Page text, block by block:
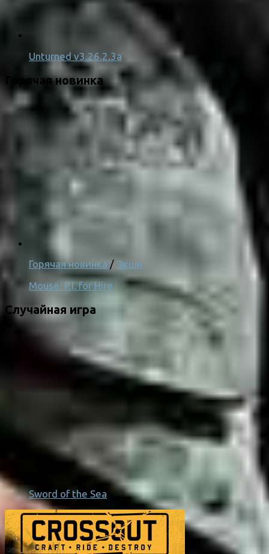
Unturned v3.26.2.3a
Горячая новинка
Горячая новинка / Экшн
Mouse: P.I. for Hire
Случайная игра
Sword of the Sea